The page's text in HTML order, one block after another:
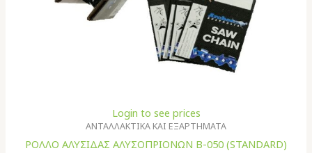
Login to see prices
ΑΝΤΑΛΛΑΚΤΙΚΑ ΚΑΙ ΕΞΑΡΤΗΜΑΤΑ
ΡΟΛΛΟ ΑΛΥΣΙΔΑΣ ΑΛΥΣΟΠΡΙΟΝΩΝ B-050 (STANDARD)